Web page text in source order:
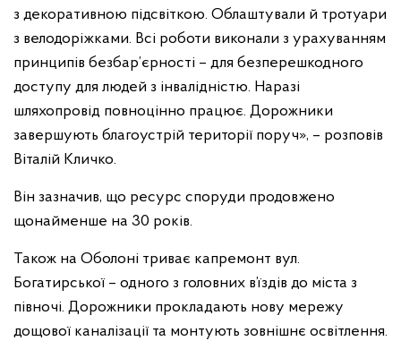
з декоративною підсвіткою. Облаштували й тротуари
з велодоріжками. Всі роботи виконали з урахуванням
принципів безбар’єрності – для безперешкодного
доступу для людей з інвалідністю. Наразі
шляхопровід повноцінно працює. Дорожники
завершують благоустрій території поруч», – розповів
Віталій Кличко.
Він зазначив, що ресурс споруди продовжено
щонайменше на 30 років.
Також на Оболоні триває капремонт вул.
Богатирської – одного з головних в’їздів до міста з
півночі. Дорожники прокладають нову мережу
дощової каналізації та монтують зовнішнє освітлення.